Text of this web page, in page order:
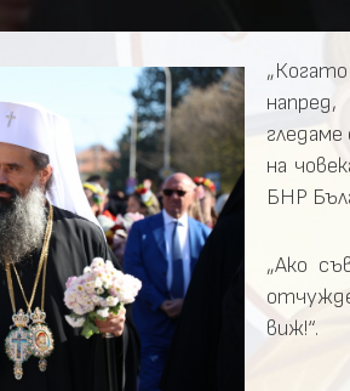
на
БНР
„Ако
виж!“.